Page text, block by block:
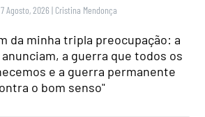
Agosto, 2026 | Cristina Mendonça
da minha tripla preocupação: a
a guerra que todos os
e a guerra permanente
o bom senso"